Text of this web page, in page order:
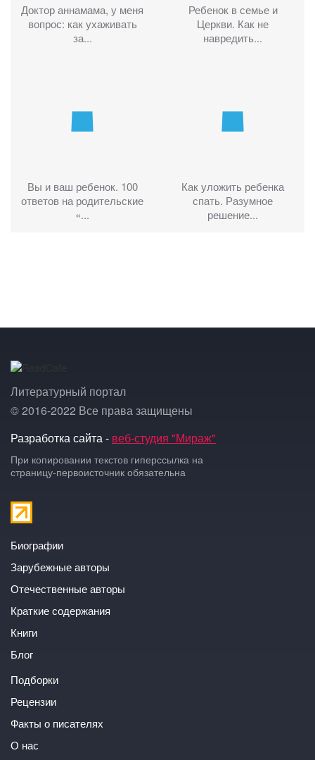
Доктор аннамама, у меня
вопрос: как ухаживать
за...
Ребенок в семье и
Церкви. Как не
навредить...
Вы и ваш ребенок. 100
ответов на родительские
«...
Как уложить ребенка
спать. Разумное
решение...
Литературный портал
© 2016-2022 Все права защищены
Разработка сайта - веб-студия "Мираж"
При копировании текстов гиперссылка на
страницу-первоисточник обязательна
Биографии
Зарубежные авторы
Отечественные авторы
Краткие содержания
Книги
Блог
Подборки
Рецензии
Факты о писателях
О нас